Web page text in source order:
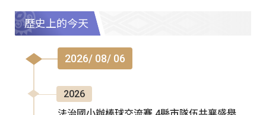
歷史上的今天
2026/ 08/ 06
2026